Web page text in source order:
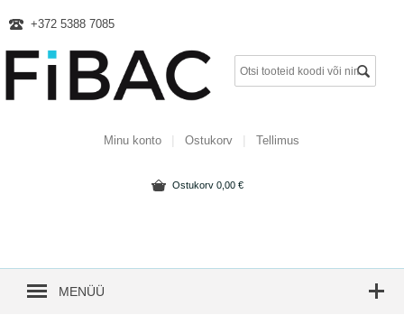
+372 5388 7085
Ostukorv 0,00€
Minu konto Ostukorv Tellimus
MENÜÜ